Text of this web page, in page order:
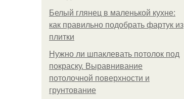
Белый глянец в маленькой кухне:
как правильно подобрать фартук из
плитки
Нужно ли шпаклевать потолок под
покраску. Выравнивание
потолочной поверхности и
грунтование